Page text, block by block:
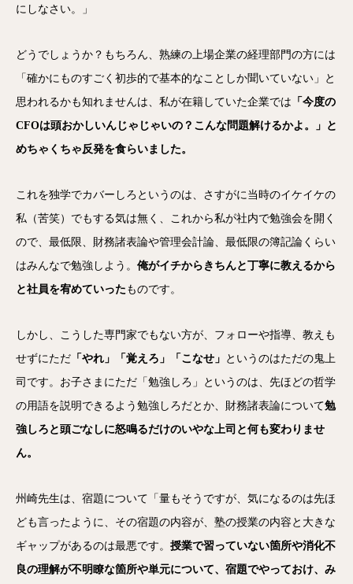
にしなさい。」
どうでしょうか？もちろん、熟練の上場企業の経理部門の方には
「確かにものすごく初歩的で基本的なことしか聞いていない」と
思われるかも知れませんは、私が在籍していた企業では 「今度の
CFOは頭おかしいんじゃじゃいの？こんな問題解けるかよ。」と
めちゃくちゃ反発を食らいました。
これを独学でカバーしろというのは、さすがに当時のイケイケの
私（苦笑）でもする気は無く、これから私が社内で勉強会を開く
ので、最低限、財務諸表論や管理会計論、最低限の簿記論くらい
はみんなで勉強しよう。 俺がイチからきちんと丁寧に教えるから
と社員を宥めていった ものです。
しかし、こうした専門家でもない方が、フォローや指導、教えも
せずにただ 「やれ」「覚えろ」「こなせ」 というのはただの鬼上
司です。お子さまにただ「勉強しろ」というのは、先ほどの哲学
の用語を説明できるよう勉強しろだとか、財務諸表論について勉
強しろと頭ごなしに怒鳴るだけのいやな上司と何も変わりませ
ん。
州崎先生は、宿題について「量もそうですが、気になるのは先ほ
ども言ったように、その宿題の内容が、塾の授業の内容と大きな
ギャップがあるのは最悪です。 授業で習っていない箇所や消化不
良の理解が不明瞭な箇所や単元について、宿題でやっておけ、み